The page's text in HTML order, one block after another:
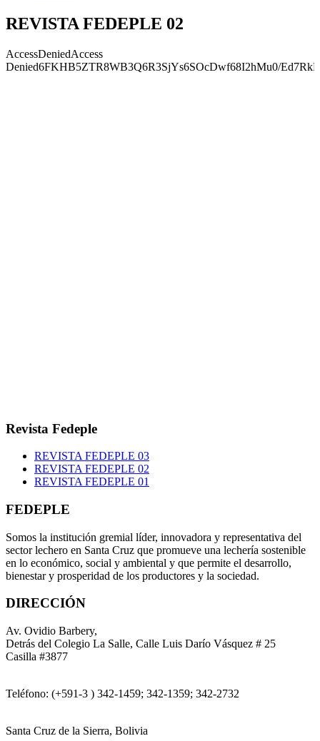
REVISTA FEDEPLE 02
Revista Fedeple
REVISTA FEDEPLE 03
REVISTA FEDEPLE 02
REVISTA FEDEPLE 01
FEDEPLE
Somos la institución gremial líder, innovadora y representativa del
sector lechero en Santa Cruz que promueve una lechería sostenible
en lo económico, social y ambiental y que permite el desarrollo,
bienestar y prosperidad de los productores y la sociedad.
DIRECCIÓN
Av. Ovidio Barbery,
Detrás del Colegio La Salle, Calle Luis Darío Vásquez # 25
Casilla #3877
Teléfono: (+591-3 ) 342-1459; 342-1359; 342-2732
Santa Cruz de la Sierra, Bolivia